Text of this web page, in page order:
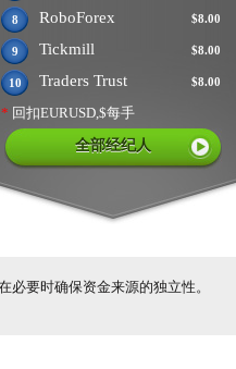
$8.00
8 RoboForex
$8.00
9 Tickmill
$8.00
10 Traders Trust
* 回扣EURUSD,$每手
全部经纪人
要时确保资金来源的独立性。